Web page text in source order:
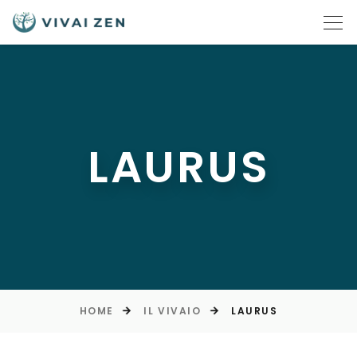
LAURUS
HOME IL VIVAIO LAURUS